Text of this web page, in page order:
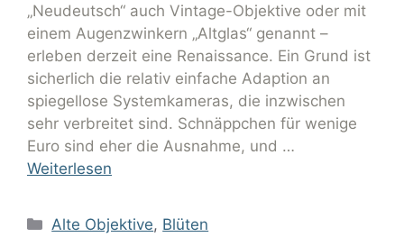
„Neudeutsch“ auch Vintage-Objektive oder mit
einem Augenzwinkern „Altglas“ genannt –
erleben derzeit eine Renaissance. Ein Grund ist
sicherlich die relativ einfache Adaption an
spiegellose Systemkameras, die inzwischen
sehr verbreitet sind. Schnäppchen für wenige
Euro sind eher die Ausnahme, und …
Weiterlesen
Alte Objektive, Blüten